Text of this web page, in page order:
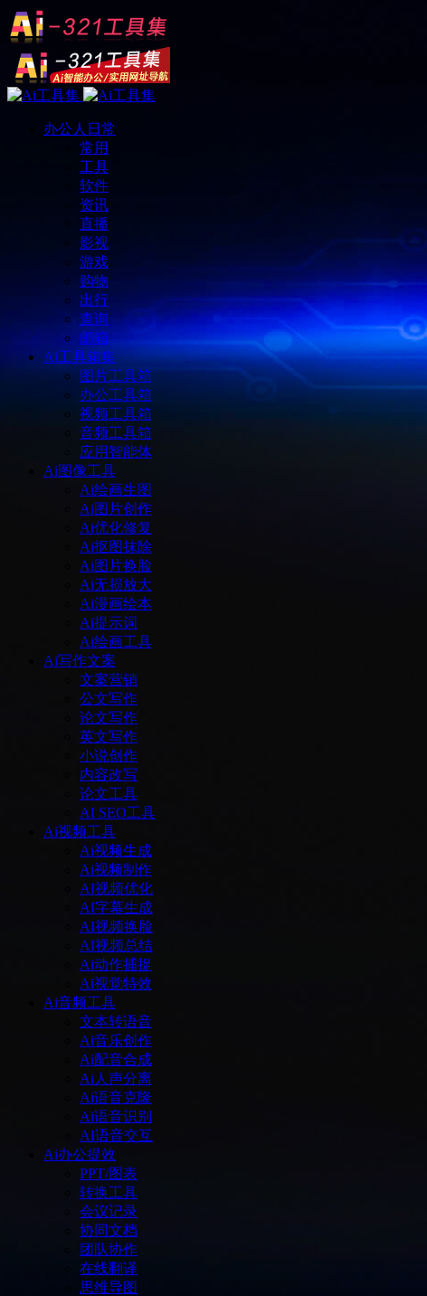
办公人日常
常用
工具
软件
资讯
直播
影视
游戏
购物
出行
查询
邮箱
Ai工具箱集
图片工具箱
办公工具箱
视频工具箱
音频工具箱
应用智能体
Ai图像工具
Ai绘画生图
Ai图片创作
Ai优化修复
Ai抠图抹除
Ai图片换脸
Ai无损放大
Ai漫画绘本
Ai提示词
Ai绘画工具
Ai写作文案
文案营销
公文写作
论文写作
英文写作
小说创作
内容改写
论文工具
AI SEO工具
Ai视频工具
Ai视频生成
Ai视频制作
AI视频优化
AI字幕生成
AI视频换脸
AI视频总结
Ai动作捕捉
Ai视觉特效
Ai音频工具
文本转语音
Ai音乐创作
Ai配音合成
Ai人声分离
Ai语音克隆
Ai语音识别
AI语音交互
Ai办公提效
PPT/图表
转换工具
会议记录
协同文档
团队协作
在线翻译
思维导图